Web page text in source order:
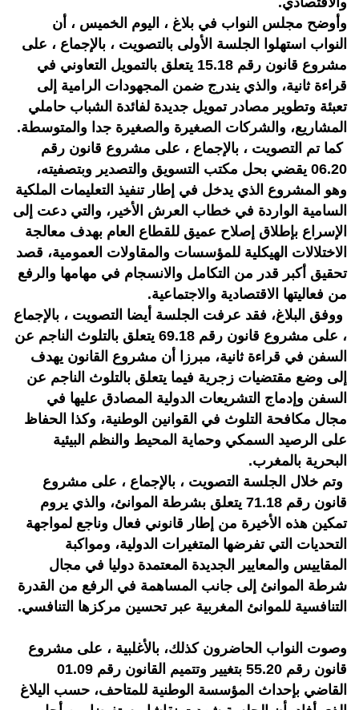
وأوضح مجلس النواب في بلاغ ، اليوم الخميس ، أن
النواب استهلوا الجلسة الأولى بالتصويت ، بالإجماع ، على
مشروع قانون رقم 15.18 يتعلق بالتمويل التعاوني في
قراءة ثانية، والذي يندرج ضمن المجهودات الرامية إلى
تعبئة وتطوير مصادر تمويل جديدة لفائدة الشباب حاملي
المشاريع، والشركات الصغيرة والصغيرة جدا والمتوسطة.
كما تم التصويت ، بالإجماع ، على مشروع قانون رقم
06.20 يقضي بحل مكتب التسويق والتصدير وبتصفيته،
وهو المشروع الذي يدخل في إطار تنفيذ التعليمات الملكية
السامية الواردة في خطاب العرش الأخير، والتي دعت إلى
الإسراع بإطلاق إصلاح عميق للقطاع العام بهدف معالجة
الاختلالات الهيكلية للمؤسسات والمقاولات العمومية، قصد
تحقيق أكبر قدر من التكامل والانسجام في مهامها والرفع
من فعاليتها الاقتصادية والاجتماعية.
ووفق البلاغ، فقد عرفت الجلسة أيضا التصويت ، بالإجماع
، على مشروع قانون رقم 69.18 يتعلق بالتلوث الناجم عن
السفن في قراءة ثانية، مبرزا أن مشروع القانون يهدف
إلى وضع مقتضيات زجرية فيما يتعلق بالتلوث الناجم عن
السفن وإدماج التشريعات الدولية المصادق عليها في
مجال مكافحة التلوث في القوانين الوطنية، وكذا الحفاظ
على الرصيد السمكي وحماية المحيط والنظم البيئية
البحرية بالمغرب.
وتم خلال الجلسة التصويت ، بالإجماع ، على مشروع
قانون رقم 71.18 يتعلق بشرطة الموانئ، والذي يروم
تمكين هذه الأخيرة من إطار قانوني فعال وناجع لمواجهة
التحديات التي تفرضها المتغيرات الدولية، ومواكبة
المقاييس والمعايير الجديدة المعتمدة دوليا في مجال
شرطة الموانئ إلى جانب المساهمة في الرفع من القدرة
التنافسية للموانئ المغربية عبر تحسين مركزها التنافسي.
وصوت النواب الحاضرون كذلك، بالأغلبية ، على مشروع
قانون رقم 55.20 بتغيير وتتميم القانون رقم 01.09
القاضي بإحداث المؤسسة الوطنية للمتاحف، حسب اليلاغ